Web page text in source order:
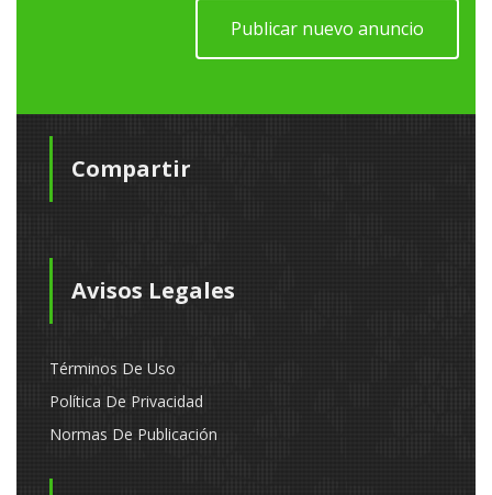
Publicar nuevo anuncio
Compartir
Avisos Legales
Términos De Uso
Política De Privacidad
Normas De Publicación